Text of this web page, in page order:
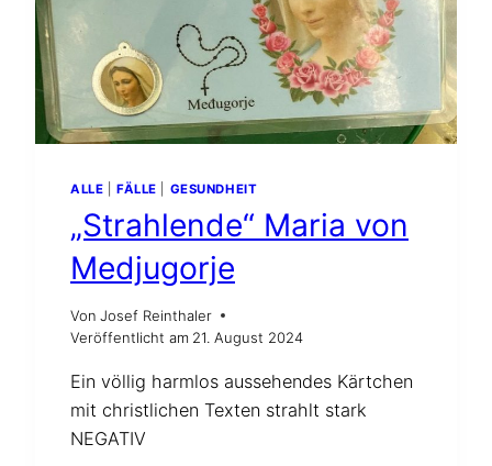
ALLE FÄLLE GESUNDHEIT
„Strahlende“ Maria von
Medjugorje
Von Josef Reinthaler
Veröffentlicht am 21. August 2024
Ein völlig harmlos aussehendes Kärtchen
mit christlichen Texten strahlt stark
NEGATIV